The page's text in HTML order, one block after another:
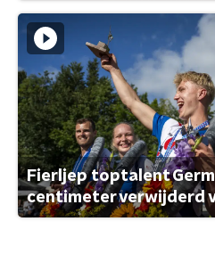
Fierljep toptalent
centimeter verwijderd